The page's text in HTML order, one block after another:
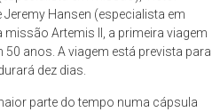
Hansen (especialista em
Artemis II, a primeira viagem
50 anos. A viagem está prevista para
dez dias.
parte do tempo numa cápsula